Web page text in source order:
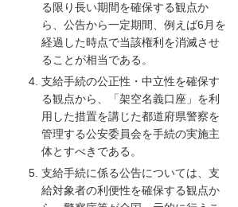
る限り長い期間を確保する観点か
ら、公告から一定期間、例えば6月を
経過した時点で当該権利を消滅させ
ることが相当である。
支給手続の公正性・中立性を確保す
る観点から、「架空名義口座」を利
用した措置を講じた都道府県警察を
管理する公安委員会を手続の実施主
体とすべきである。
支給手続に係る公告については、支
給対象者の利便性を確保する観点か